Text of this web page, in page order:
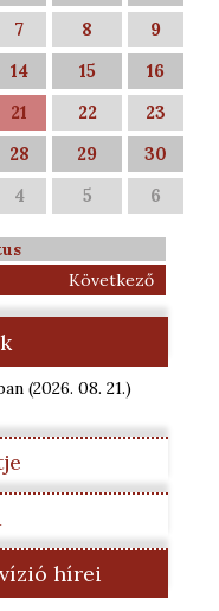
7 8
9
14 15
16
21 22
23
28 29
30
4 5 6
Következő
(2026. 08. 21.)
hírei